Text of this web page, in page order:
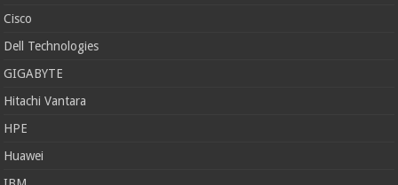
Cisco
Dell Technologies
GIGABYTE
Hitachi Vantara
HPE
Huawei